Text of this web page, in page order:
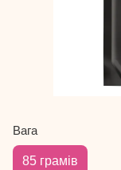
Вага
85 грамів